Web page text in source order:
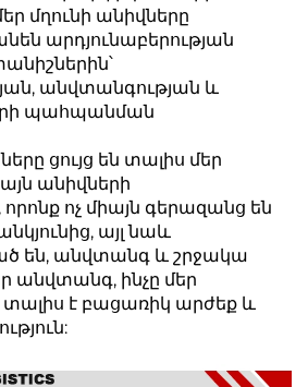
մղունի անիվները
արդյունաբերության
անվտանգության և
պահպանման
ցույց են տալիս մեր
անիվների
ոչ միայն գերազանց են
այլ նաև
են, անվտանգ և շրջակա
անվտանգ, ինչը մեր
է բացառիկ արժեք և